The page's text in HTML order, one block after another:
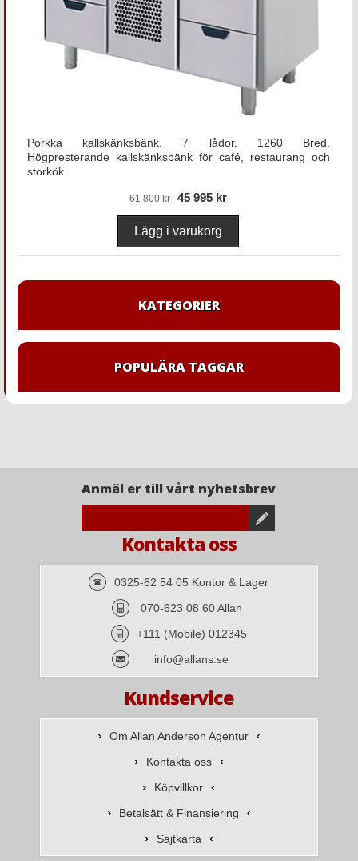
Porkka kallskänksbänk. 7 lådor. 1260 Bred.
Högpresterande kallskänksbänk för café, restaurang och
storkök.
61 800 kr 45 995 kr
KATEGORIER
POPULÄRA TAGGAR
Anmäl er till vårt nyhetsbrev
Kontakta oss
0325-62 54 05 Kontor & Lager
070-623 08 60 Allan
+111 (Mobile) 012345
info@allans.se
Kundservice
Om Allan Anderson Agentur
Kontakta oss
Köpvillkor
Betalsätt & Finansiering
Sajtkarta